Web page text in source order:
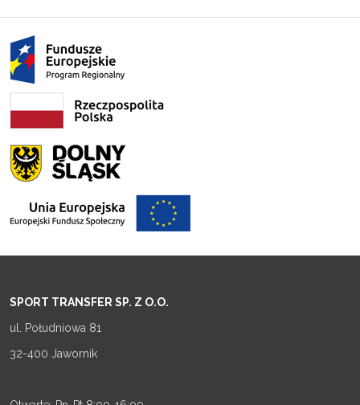
SPORT TRANSFER SP. Z O.O.
ul. Południowa 81
32-400 Jawornik